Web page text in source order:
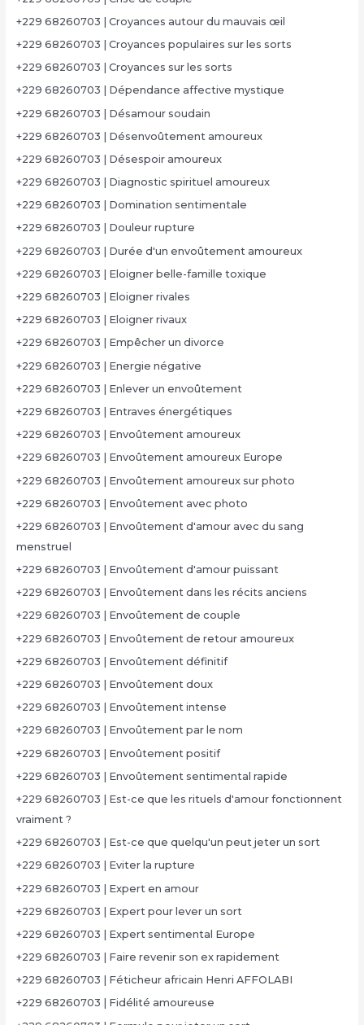
+229 68260703 | Croyances autour du mauvais œil
+229 68260703 | Croyances populaires sur les sorts
+229 68260703 | Croyances sur les sorts
+229 68260703 | Dépendance affective mystique
+229 68260703 | Désamour soudain
+229 68260703 | Désenvoûtement amoureux
+229 68260703 | Désespoir amoureux
+229 68260703 | Diagnostic spirituel amoureux
+229 68260703 | Domination sentimentale
+229 68260703 | Douleur rupture
+229 68260703 | Durée d'un envoûtement amoureux
+229 68260703 | Eloigner belle-famille toxique
+229 68260703 | Eloigner rivales
+229 68260703 | Eloigner rivaux
+229 68260703 | Empêcher un divorce
+229 68260703 | Energie négative
+229 68260703 | Enlever un envoûtement
+229 68260703 | Entraves énergétiques
+229 68260703 | Envoûtement amoureux
+229 68260703 | Envoûtement amoureux Europe
+229 68260703 | Envoûtement amoureux sur photo
+229 68260703 | Envoûtement avec photo
+229 68260703 | Envoûtement d'amour avec du sang
menstruel
+229 68260703 | Envoûtement d'amour puissant
+229 68260703 | Envoûtement dans les récits anciens
+229 68260703 | Envoûtement de couple
+229 68260703 | Envoûtement de retour amoureux
+229 68260703 | Envoûtement définitif
+229 68260703 | Envoûtement doux
+229 68260703 | Envoûtement intense
+229 68260703 | Envoûtement par le nom
+229 68260703 | Envoûtement positif
+229 68260703 | Envoûtement sentimental rapide
+229 68260703 | Est-ce que les rituels d'amour fonctionnent
vraiment ?
+229 68260703 | Est-ce que quelqu'un peut jeter un sort
+229 68260703 | Eviter la rupture
+229 68260703 | Expert en amour
+229 68260703 | Expert pour lever un sort
+229 68260703 | Expert sentimental Europe
+229 68260703 | Faire revenir son ex rapidement
+229 68260703 | Féticheur africain Henri AFFOLABI
+229 68260703 | Fidélité amoureuse